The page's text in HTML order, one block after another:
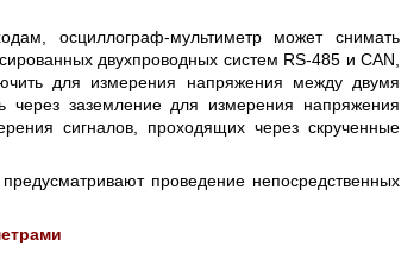
осциллограф-мультиметр может снимать
двухпроводных систем RS-485 и CAN,
для измерения напряжения между двумя
через заземление для измерения напряжения
сигналов, проходящих через скрученные
проведение непосредственных